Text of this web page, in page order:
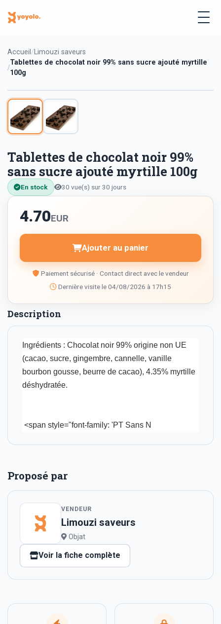
Accueil
Limouzi saveurs
Tablettes de chocolat noir 99% sans sucre ajouté myrtille
100g
Tablettes de chocolat noir 99%
sans sucre ajouté myrtille 100g
En stock 30 vue(s) sur 30 jours
4.70EUR
Ajouter au panier
Paiement sécurisé · Contact direct avec le vendeur
Dernière visite le 04/08/2026 à 17h15
Description
Ingrédients : Chocolat noir 99% origine non UE
(cacao, sucre, gingembre, cannelle, vanille
bourbon gousse, beurre de cacao), 4.35% myrtille
déshydratée.
<span style="font-family: 'PT Sans N
Proposé par
VENDEUR
Limouzi saveurs
Objat
Voir la fiche complète